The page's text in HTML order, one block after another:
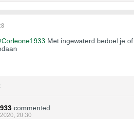
Corleone1933 Met ingewaterd bedoel je
commented
20:30